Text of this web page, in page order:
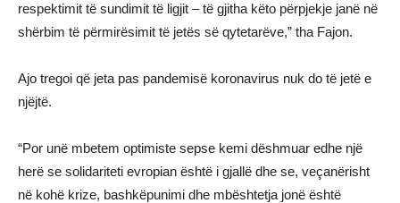
respektimit të sundimit të ligjit – të gjitha këto përpjekje janë në
shërbim të përmirësimit të jetës së qytetarëve,” tha Fajon.
Ajo tregoi që jeta pas pandemisë koronavirus nuk do të jetë e
njëjtë.
“Por unë mbetem optimiste sepse kemi dëshmuar edhe një
herë se solidariteti evropian është i gjallë dhe se, veçanërisht
në kohë krize, bashkëpunimi dhe mbështetja jonë është